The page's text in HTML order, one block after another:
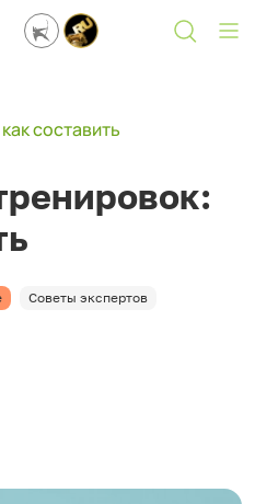
составить
Советы экспертов